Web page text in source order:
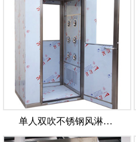
单人双吹不锈钢风淋…